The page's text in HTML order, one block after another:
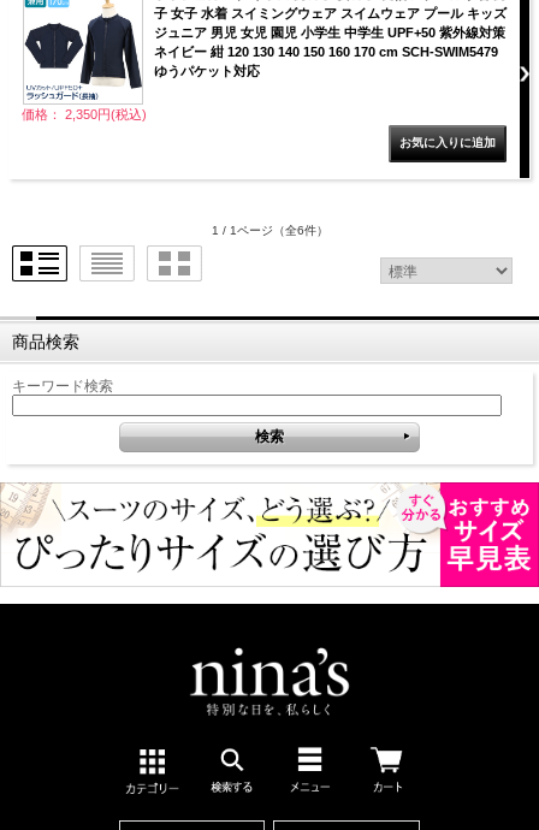
子 女子 水着 スイミングウェア スイムウェア プール キッズ
ジュニア 男児 女児 園児 小学生 中学生 UPF+50 紫外線対策
ネイビー 紺 120 130 140 150 160 170 cm SCH-SWIM5479
ゆうパケット対応
価格： 2,350円(税込)
1 / 1ページ （全6件）
商品検索
キーワード検索